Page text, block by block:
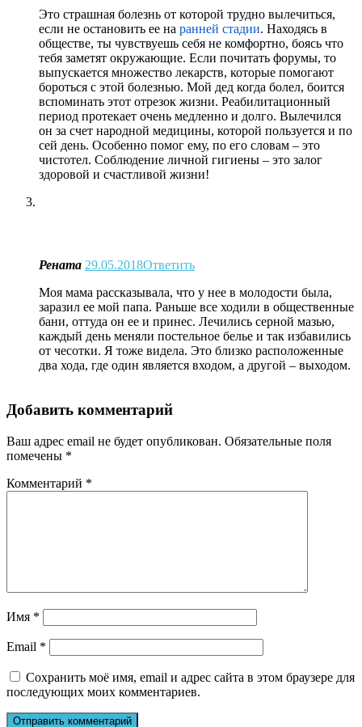
Это страшная болезнь от которой трудно вылечиться,
если не остановить ее на ранней стадии. Находясь в
обществе, ты чувствуешь себя не комфортно, боясь что
тебя заметят окружающие. Если почитать форумы, то
выпускается множество лекарств, которые помогают
бороться с этой болезнью. Мой дед когда болел, боится
вспоминать этот отрезок жизни. Реабилитационный
период протекает очень медленно и долго. Вылечился
он за счет народной медицины, которой пользуется и по
сей день. Особенно помог ему, по его словам – это
чистотел. Соблюдение личной гигиены – это залог
здоровой и счастливой жизни!
Рената 29.05.2018Ответить
Моя мама рассказывала, что у нее в молодости была,
заразил ее мой папа. Раньше все ходили в общественные
бани, оттуда он ее и принес. Лечились серной мазью,
каждый день меняли постельное белье и так избавились
от чесотки. Я тоже видела. Это близко расположенные
два хода, где один является входом, а другой – выходом.
Добавить комментарий
Ваш адрес email не будет опубликован. Обязательные поля
помечены *
Комментарий *
Имя *
Email *
Сохранить моё имя, email и адрес сайта в этом браузере для
последующих моих комментариев.